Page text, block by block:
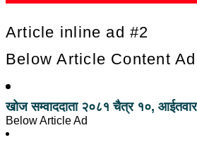
Article inline ad #2
Below Article Content Ad
खोज सम्वाददाता २०८१ चैत्र १०,
Below Article Ad